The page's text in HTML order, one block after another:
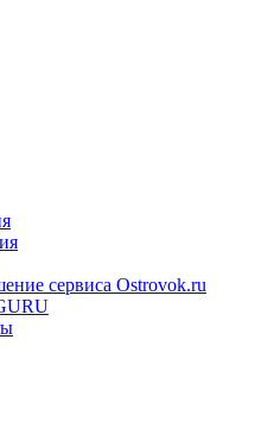
сервиса Ostrovok.ru